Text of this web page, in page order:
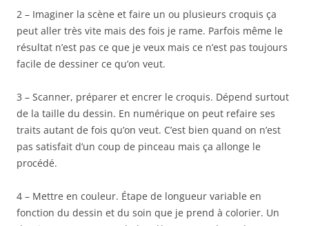
2 – Imaginer la scène et faire un ou plusieurs croquis ça
peut aller très vite mais des fois je rame. Parfois même le
résultat n’est pas ce que je veux mais ce n’est pas toujours
facile de dessiner ce qu’on veut.
3 – Scanner, préparer et encrer le croquis. Dépend surtout
de la taille du dessin. En numérique on peut refaire ses
traits autant de fois qu’on veut. C’est bien quand on n’est
pas satisfait d’un coup de pinceau mais ça allonge le
procédé.
4 – Mettre en couleur. Étape de longueur variable en
fonction du dessin et du soin que je prend à colorier. Un